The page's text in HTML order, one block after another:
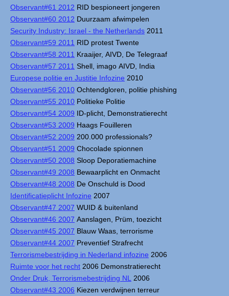
Observant#61 2012 RID bespioneert jongeren
Observant#60 2012 Duurzaam afwimpelen
Security Industry: Israel - the Netherlands 2011
Observant#59 2011 RID protest Twente
Observant#58 2011 Kraaijer, AIVD, De Telegraaf
Observant#57 2011 Shell, imago AIVD, India
Europese politie en Justitie Infozine 2010
Observant#56 2010 Ochtendgloren, politie phishing
Observant#55 2010 Politieke Politie
Observant#54 2009 ID-plicht, Demonstratierecht
Observant#53 2009 Haags Fouilleren
Observant#52 2009 200.000 professionals?
Observant#51 2009 Chocolade spionnen
Observant#50 2008 Sloop Deporatiemachine
Observant#49 2008 Bewaarplicht en Onmacht
Observant#48 2008 De Onschuld is Dood
Identificatieplicht Infozine 2007
Observant#47 2007 WUID & buitenland
Observant#46 2007 Aanslagen, Prüm, toezicht
Observant#45 2007 Blauw Waas, terrorisme
Observant#44 2007 Preventief Strafrecht
Terrorismebestrijding in Nederland infozine 2006
Ruimte voor het recht 2006 Demonstratierecht
Onder Druk, Terrorismebestrijding NL
2006
Observant#43 2006 Kiezen verdwijnen terreur